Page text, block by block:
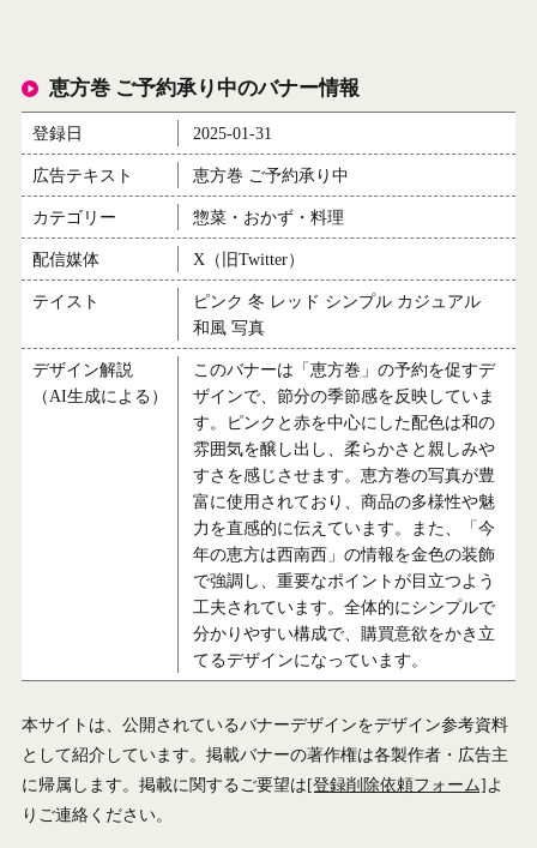
恵方巻 ご予約承り中のバナー情報
登録日 2025-01-31
広告テキスト 恵方巻 ご予約承り中
カテゴリー 惣菜・おかず・料理
配信媒体 X（旧Twitter）
テイスト
ピンク 冬 レッド シンプル カジュアル
和風 写真
デザイン解説
（AI生成による）
このバナーは「恵方巻」の予約を促すデ
ザインで、節分の季節感を反映していま
す。ピンクと赤を中心にした配色は和の
雰囲気を醸し出し、柔らかさと親しみや
すさを感じさせます。恵方巻の写真が豊
富に使用されており、商品の多様性や魅
力を直感的に伝えています。また、「今
年の恵方は西南西」の情報を金色の装飾
で強調し、重要なポイントが目立つよう
工夫されています。全体的にシンプルで
分かりやすい構成で、購買意欲をかき立
てるデザインになっています。
本サイトは、公開されているバナーデザインをデザイン参考資料
として紹介しています。掲載バナーの著作権は各製作者・広告主
に帰属します。掲載に関するご要望は[登録削除依頼フォーム]よ
りご連絡ください。